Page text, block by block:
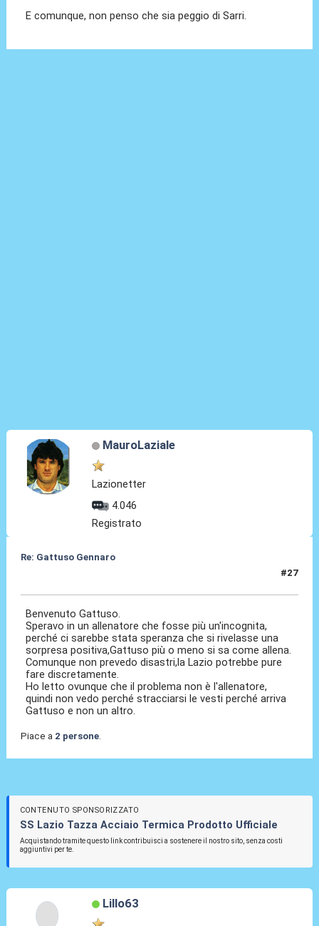
E comunque, non penso che sia peggio di Sarri.
MauroLaziale
Lazionetter
4.046
Registrato
Re: Gattuso Gennaro
#27
Benvenuto Gattuso.
Speravo in un allenatore che fosse più un'incognita,
perché ci sarebbe stata speranza che si rivelasse una
sorpresa positiva,Gattuso più o meno si sa come allena.
Comunque non prevedo disastri,la Lazio potrebbe pure
fare discretamente.
Ho letto ovunque che il problema non è l'allenatore,
quindi non vedo perché stracciarsi le vesti perché arriva
Gattuso e non un altro.
Piace a 2 persone.
CONTENUTO SPONSORIZZATO
SS Lazio Tazza Acciaio Termica Prodotto Ufficiale
Acquistando tramite questo link contribuisci a sostenere il nostro sito, senza costi
aggiuntivi per te.
Lillo63